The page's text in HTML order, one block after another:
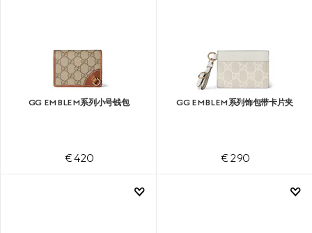
GG EMBLEM系列小号钱包
€ 420
GG EMBLEM系列饰包带卡片夹
€ 290